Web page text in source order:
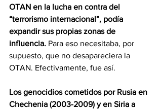
OTAN en la lucha en contra del
“terrorismo internacional”, podía
expandir sus propias zonas de
influencia. Para eso necesitaba, por
supuesto, que no desapareciera la
OTAN. Efectivamente, fue así.
Los genocidios cometidos por Rusia en
Chechenia (2003-2009) y en Siria a